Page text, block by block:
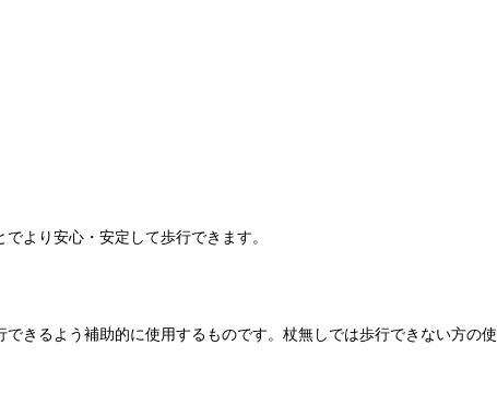
より安心・安定して歩行できます。
きるよう補助的に使用するものです。杖無しでは歩行できない方の使